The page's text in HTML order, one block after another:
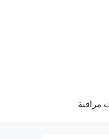
مراقبة